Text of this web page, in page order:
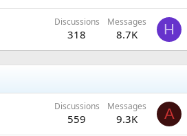
Discussions
318
Messages
8.7K H
Discussions
559
Messages
9.3K A